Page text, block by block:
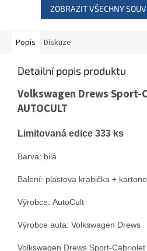
ZOBRAZIT VŠECHNY
Popis Diskuze
Detailní popis produktu
Volkswagen Drews Sport-
AUTOCULT
Limitovaná edice 333 ks
Barva: bilá
Balení: plastova krabička +
Výrobce: AutoCult
Výrobce auta: Volkswagen Drews
Volkswagen Drews Sport-